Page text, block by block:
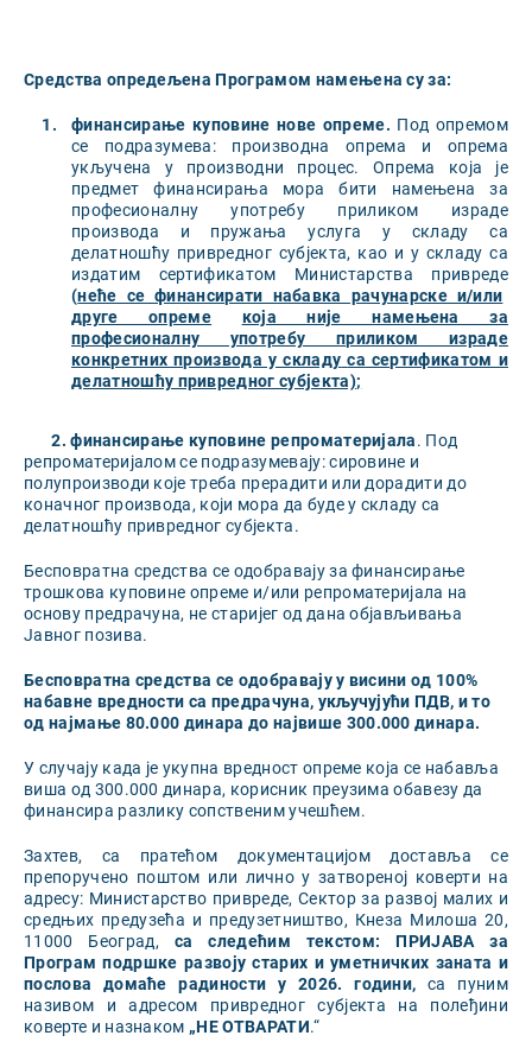
Средства опредељена Програмом намењена су за:
финансирање куповине нове опреме. Под опремом
се подразумева: производна опрема и опрема
укључена у производни процес. Опрема која је
предмет финансирања мора бити намењена за
професионалну употребу приликом израде
производа и пружања услуга у складу са
делатношћу привредног субјекта, као и у складу са
издатим сертификатом Министарства привреде
(неће се финансирати набавка рачунарске и/или
друге опреме
која није намењена за
професионалну употребу приликом израде
конкретних производа у складу са сертификатом и
делатношћу привредног субјекта);
2. финансирање куповине репроматеријала. Под
репроматеријалом се подразумевају: сировине и
полупроизводи које треба прерадити или дорадити до
коначног производа, који мора да буде у складу са
делатношћу привредног субјекта.
Бесповратна средства се одобравају за финансирање
трошкова куповине опреме и/или репроматеријала на
основу предрачуна, не старијег од дана објављивања
Јавног позива.
Бесповратна средства се одобравају у висиниод 100%
набавне вредности са предрачуна, укључујући ПДВ, и то
од најмање 80.000 динара до највише 300.000 динара.
У случају када је укупна вредност опреме која се набавља
виша од 300.000 динара, корисник преузима обавезу да
финансира разлику сопственим учешћем.
Захтев, са пратећом документацијом доставља се
препоручено поштом или лично у затвореној коверти на
адресу: Министарство привреде, Сектор за развој малих и
средњих предузећа и предузетништво, Кнеза Милоша 20,
11000 Београд, са следећим текстом: ПРИЈАВА за
Програм подршке развоју старих и уметничких заната и
послова домаће радиности у 2026.години,са пуним
називом и адресом привредног субјекта на полеђини
коверте и назнаком „НЕ ОТВАРАТИ.“